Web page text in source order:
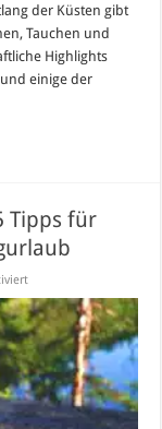
der Küsten gibt
Tauchen und
Highlights
einige der
Tipps für
für
Guide
für
Anfänger:
5
Tipps
für
einen
unbeschwerten
Campingurlaub